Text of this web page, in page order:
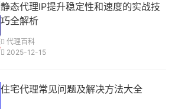
静态代理IP提升稳定性和速度的实战技
巧全解析
代理百科
2025-12-15
住宅代理常见问题及解决方法大全